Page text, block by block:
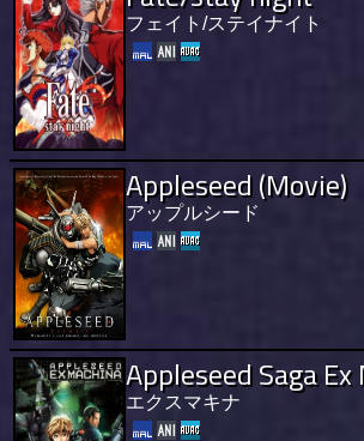
フェイト/ステイナイト
Appleseed (Movie)
アップルシード
Appleseed Saga
エクスマキナ